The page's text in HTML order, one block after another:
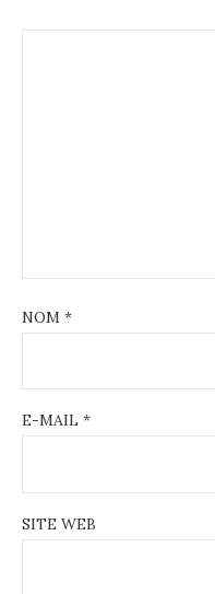
NOM *
E-MAIL *
SITE WEB